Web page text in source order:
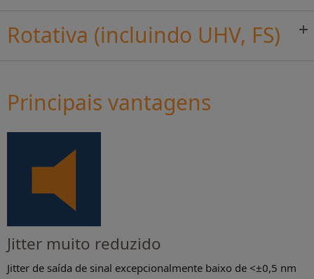
Rotativa (incluindo UHV, FS)
Principais vantagens
Jitter muito reduzido
Jitter de saída de sinal excepcionalmente baixo de <±0,5 nm